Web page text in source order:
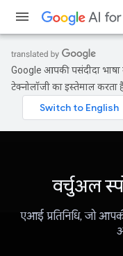
Google आपकी पसंदीदा
टेक्नोलॉजी का इस्तेमाल
वर्चुअल
एआई प्रतिनिधि, जो